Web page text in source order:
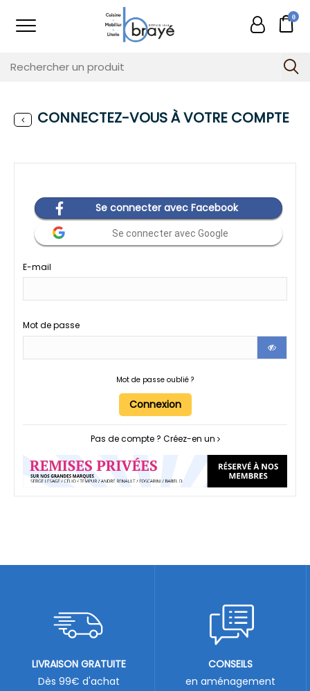
0
CONNECTEZ-VOUS À VOTRE COMPTE
Se connecter avec Facebook
Se connecter avec Google
E-mail
Mot de passe
Mot de passe oublié ?
Connexion
Pas de compte ? Créez-en un
LIVRAISON GRATUITE
Dès 99€ d'achat
CONSEILS
en aménagement